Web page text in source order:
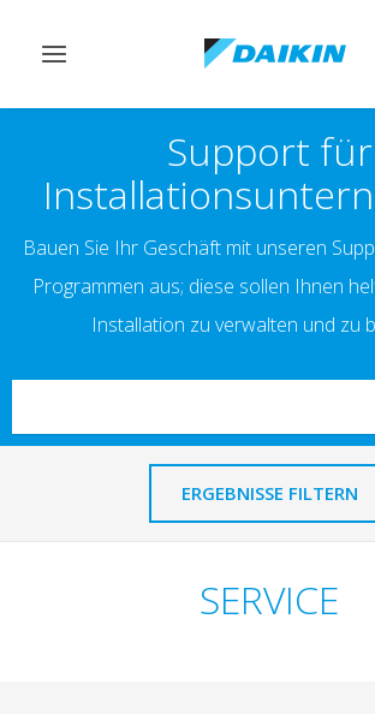
Navigation
Support für
Bauen Sie Ihr Geschäft mit unseren
Programmen aus; diese sollen Ihnen
Installation zu verwalten und zu
ERGEBNISSE FILTERN
SERVICE